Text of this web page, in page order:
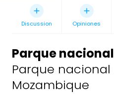
Discussion Opiniones
Parque
Parque
Mozambique